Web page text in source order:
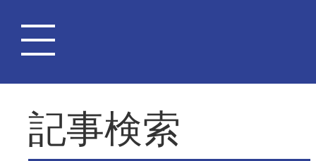
記事検索